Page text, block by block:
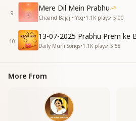
9
Mere Dil Mein Prabhu
Chaand Bajaj • Yog•1.1K plays• 5:00
10
13-07-2025 Prabhu Prem ke
Daily Murli Songs•1.1K plays• 5:58
More From